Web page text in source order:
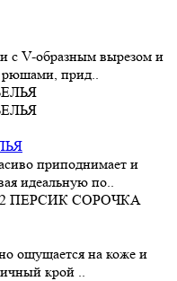
с V-образным вырезом и
рюшами, прид..
приподнимает и
идеальную по..
ощущается на коже и
крой ..